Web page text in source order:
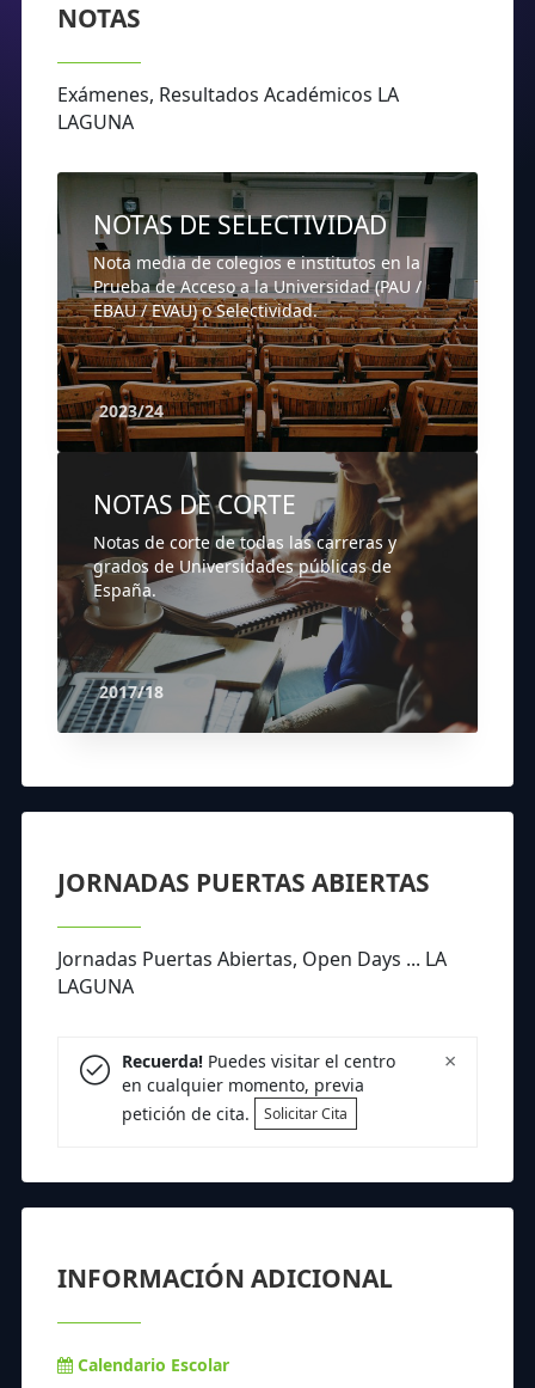
NOTAS
Exámenes, Resultados Académicos LA
LAGUNA
NOTAS DE SELECTIVIDAD
Nota media de colegios e institutos en la
Prueba de Acceso a la Universidad (PAU /
EBAU / EVAU) o Selectividad.
2023/24
NOTAS DE CORTE
Notas de corte de todas las carreras y
grados de Universidades públicas de
España.
2017/18
JORNADAS PUERTAS ABIERTAS
Jornadas Puertas Abiertas, Open Days ... LA
LAGUNA
×
Recuerda!Puedes visitar el centro
en cualquier momento, previa
petición de cita.
Solicitar Cita
INFORMACIÓN ADICIONAL
Calendario Escolar